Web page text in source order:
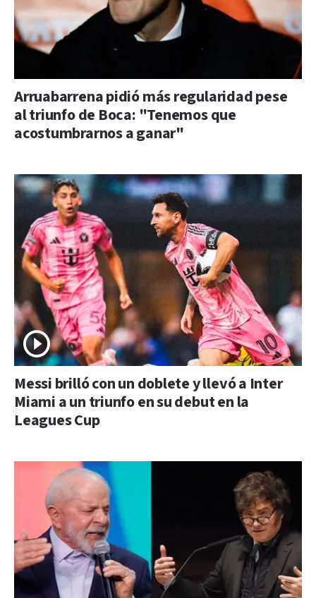
Arruabarrena pidió más regularidad pese
al triunfo de Boca: "Tenemos que
acostumbrarnos a ganar"
Messi brilló con un doblete y llevó a Inter
Miami a un triunfo en su debut en la
Leagues Cup